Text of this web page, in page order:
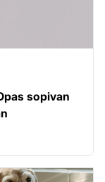
sopivan